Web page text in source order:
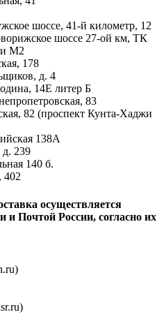
шоссе, 41-й километр, 12
шоссе 27-ой км, ТК
и М2
178
д. 4
14Е литер Б
83
82 (проспект Кунта-Хаджи
138А
239
140 б.
402
осуществляется
Почтой России, согласно их